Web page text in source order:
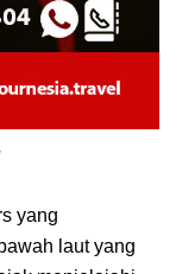
yang
laut yang